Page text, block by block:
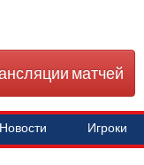
матчей
Новости Игроки